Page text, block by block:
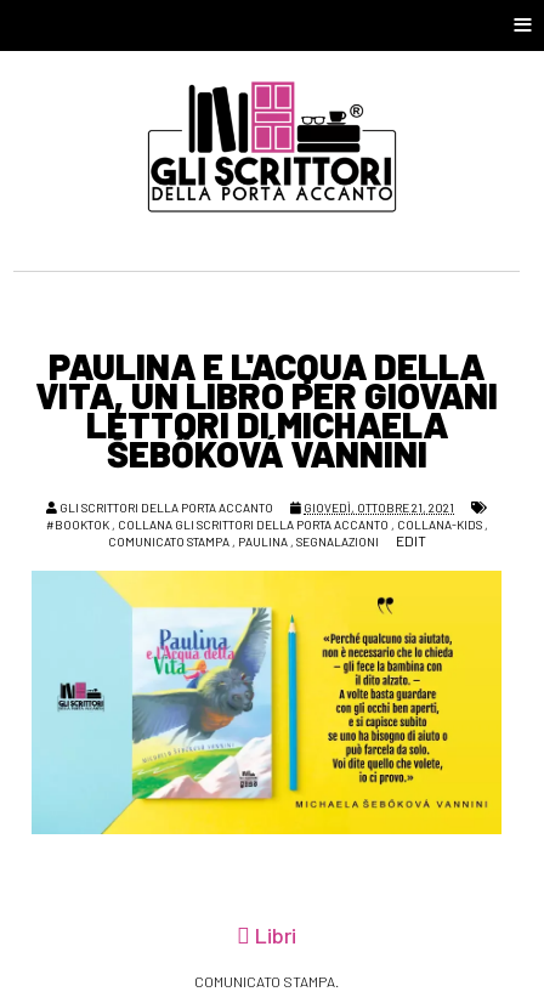
≡
PAULINA E L'ACQUA DELLA
VITA, UN LIBRO PER GIOVANI
LETTORI DI MICHAELA
ŠEBŐKOVÁ VANNINI
GLI SCRITTORI DELLA PORTA ACCANTO
GIOVEDÌ, OTTOBRE 21, 2021
#BOOKTOK, COLLANA GLI SCRITTORI DELLA PORTA ACCANTO , COLLANA-KIDS,
COMUNICATO STAMPA, PAULINA, SEGNALAZIONI EDIT
Libri
COMUNICATO STAMPA.